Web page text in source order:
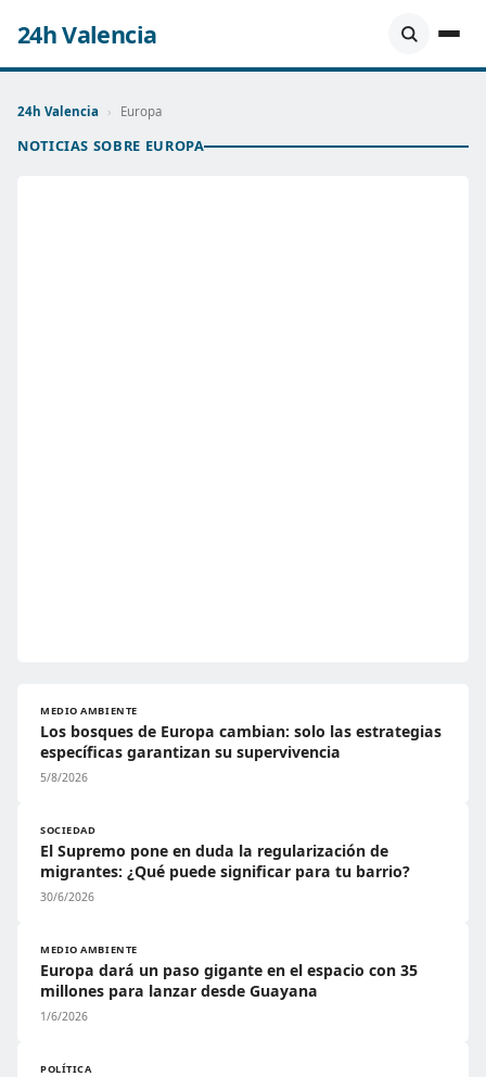
24h Valencia
24h Valencia › Europa
NOTICIAS SOBRE EUROPA
MEDIO AMBIENTE
Los bosques de Europa cambian: solo las estrategias
específicas garantizan su supervivencia
5/8/2026
SOCIEDAD
El Supremo pone en duda la regularización de
migrantes: ¿Qué puede significar para tu barrio?
30/6/2026
MEDIO AMBIENTE
Europa dará un paso gigante en el espacio con 35
millones para lanzar desde Guayana
1/6/2026
POLÍTICA